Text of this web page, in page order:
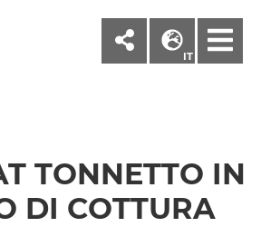
IT
TONNETTO IN
DI COTTURA